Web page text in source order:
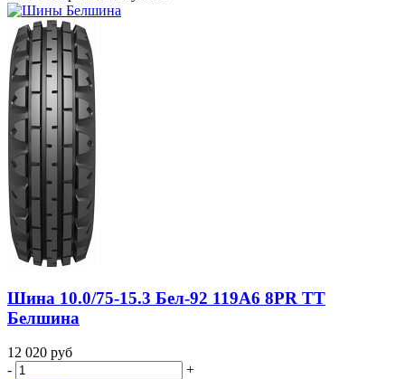
Шина 10.0/75-15.3 Бел-92 119A6 8PR TT
Белшина
12 020 руб
-
+